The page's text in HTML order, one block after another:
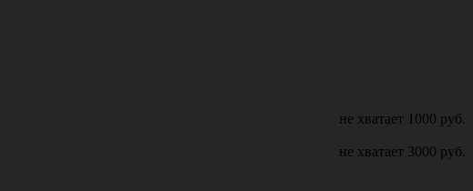
не хватает 1000 руб.
не хватает 3000 руб.